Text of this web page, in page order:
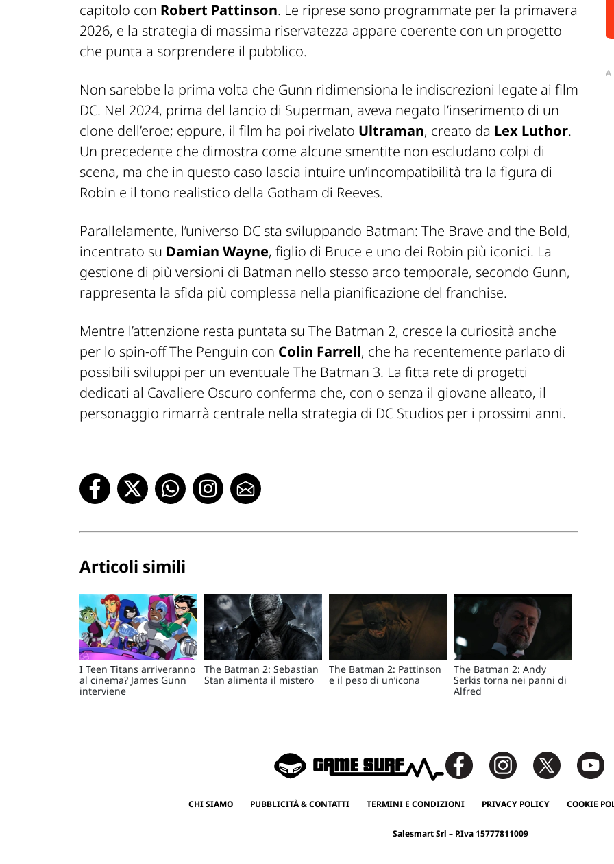
capitolo con Robert Pattinson. Le riprese sono programmate per la primavera
2026, e la strategia di massima riservatezza appare coerente con un progetto
che punta a sorprendere il pubblico.
Non sarebbe la prima volta che Gunn ridimensiona le indiscrezioni legate ai film
DC. Nel 2024, prima del lancio di Superman, aveva negato l’inserimento di un
clone dell’eroe; eppure, il film ha poi rivelato Ultraman, creato da Lex Luthor.
Un precedente che dimostra come alcune smentite non escludano colpi di
scena, ma che in questo caso lascia intuire un’incompatibilità tra la figura di
Robin e il tono realistico della Gotham di Reeves.
Parallelamente, l’universo DC sta sviluppando Batman: The Brave and the Bold,
incentrato su Damian Wayne, figlio di Bruce e uno dei Robin più iconici. La
gestione di più versioni di Batman nello stesso arco temporale, secondo Gunn,
rappresenta la sfida più complessa nella pianificazione del franchise.
Mentre l’attenzione resta puntata su The Batman 2, cresce la curiosità anche
per lo spin-offThe Penguin con Colin Farrell, che ha recentemente parlato di
possibili sviluppi per un eventuale The Batman 3. La fitta rete di progetti
dedicati al Cavaliere Oscuro conferma che, con o senza il giovane alleato, il
personaggio rimarrà centrale nella strategia di DC Studios per i prossimi anni.
Articoli simili
I Teen Titans arriveranno
al cinema? James Gunn
interviene
The Batman 2: Sebastian
Stan alimenta il mistero
The Batman 2: Pattinson
e il peso di un’icona
The Batman 2: Andy
Serkis torna nei panni di
Alfred
CHI SIAMO PUBBLICITÀ & CONTATTI TERMINI E CONDIZIONI PRIVACY POLICY COOKIE
Salesmart Srl – P.Iva 15777811009